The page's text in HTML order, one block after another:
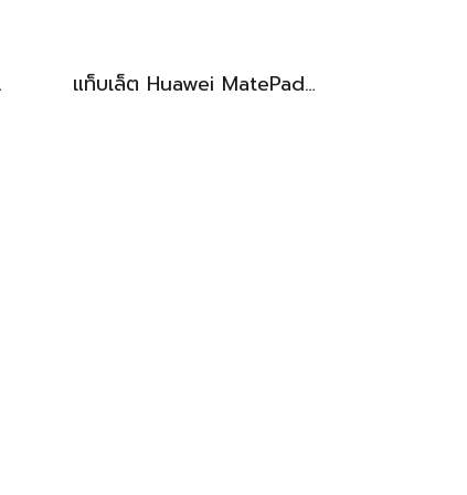
ดคุ้มเพียง 18,500.-เท่านั้น แท็บเล็ต Huawei MatePad 11.5 Wi-Fi (6+128) Midnight Grey มีปากกามาให้ พร้อมใช้งาน ราคาเพียง 6,490.-